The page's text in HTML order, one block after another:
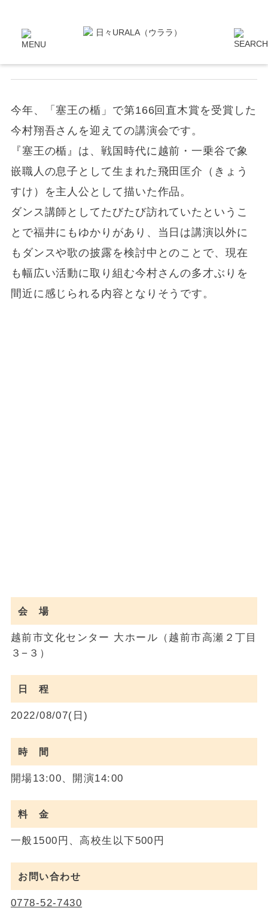
まなび | 講演会
直木賞作家「今村翔吾」講演会
今年、「塞王の楯」で第166回直木賞を受賞した
今村翔吾さんを迎えての講演会です。
『塞王の楯』は、戦国時代に越前・一乗谷で象
嵌職人の息子として生まれた飛田匡介（きょう
すけ）を主人公として描いた作品。
ダンス講師としてたびたび訪れていたというこ
とで福井にもゆかりがあり、当日は講演以外に
もダンスや歌の披露を検討中とのことで、現在
も幅広い活動に取り組む今村さんの多才ぶりを
間近に感じられる内容となりそうです。
会 場
越前市文化センター 大ホール（越前市高瀬２丁目
３−３）
日 程
2022/08/07(日)
時 間
開場13:00、開演14:00
料 金
一般1500円、高校生以下500円
お問い合わせ
0778-52-7430